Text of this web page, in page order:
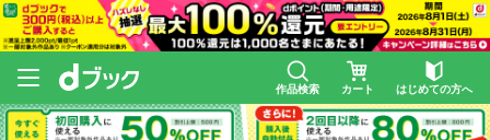
作品検索 カート はじめての方へ